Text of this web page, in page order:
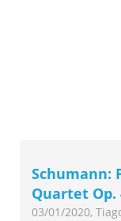
Schumann:
Quartet Op.
03/01/2020,